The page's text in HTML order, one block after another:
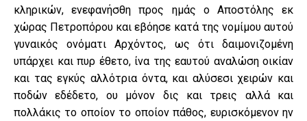
κληρικών, ενεφανήσθη προς ημάς ο Αποστόλης εκ
χώρας Πετροπόρου και εβόησε κατά της νομίμου αυτού
γυναικός ονόματι Αρχόντος, ως ότι δαιμονιζομένη
υπάρχει και πυρ έθετο, ίνα της εαυτού αναλώση οικίαν
και τας εγκύς αλλότρια όντα, και αλύσεσι χειρών και
ποδών εδέδετο, ου μόνον δις και τρεις αλλά και
πολλάκις το οποίον το οποίον πάθος, ευρισκόμενον ην